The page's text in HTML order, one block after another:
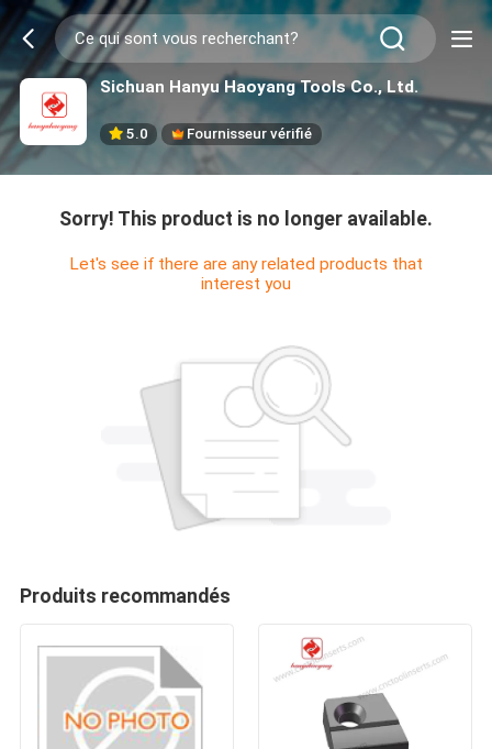
Sichuan Hanyu Haoyang Tools Co., Ltd.
5.0 Fournisseur vérifié
Sorry! This product is no longer available.
Let's see if there are any related products that
interest you
Produits recommandés